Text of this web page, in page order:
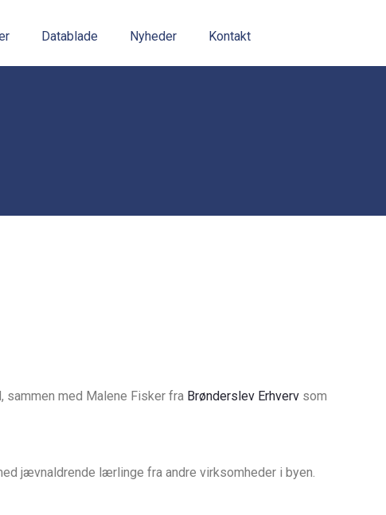
Datablade Nyheder Kontakt
sammen med Malene Fisker fra Brønderslev Erhverv som
jævnaldrende lærlinge fra andre virksomheder i byen.